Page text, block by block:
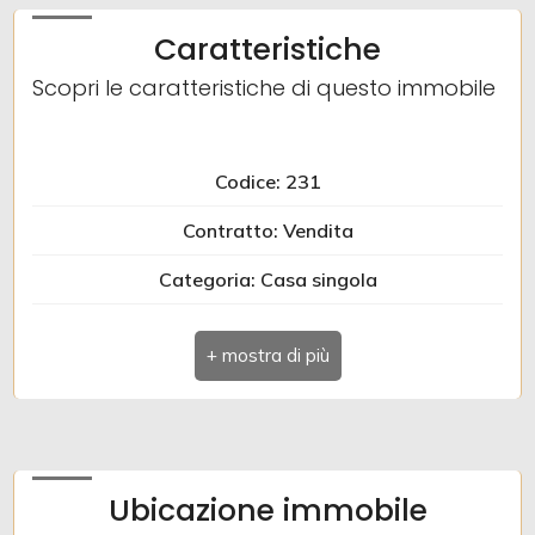
Caratteristiche
Scopri le caratteristiche di questo immobile
Codice: 231
Contratto: Vendita
Categoria: Casa singola
Indirizzo: VIA CIVIDALE
Comune: Dolegna del Collio
Bagni: 1
Ubicazione immobile
multiscelta